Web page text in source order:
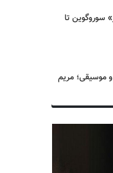
سوروگوین تا
و موسیقی؛ مریم